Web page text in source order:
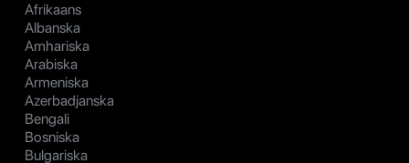
Afrikaans
Albanska
Amhariska
Arabiska
Armeniska
Azerbadjanska
Bengali
Bosniska
Bulgariska